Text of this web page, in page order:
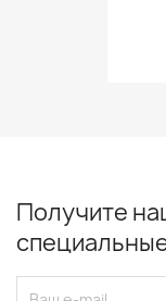
Получите